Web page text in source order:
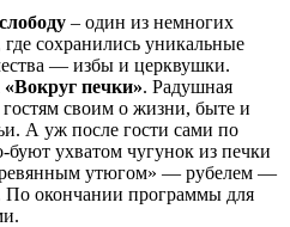
– один из немногих
сохранились уникальные
— избы и церквушки.
печки». Радушная
гостям своим о жизни, быте и
А уж после гости сами по
буют ухватом чугунок из печки
утюгом» — рубелем —
По окончании программы для